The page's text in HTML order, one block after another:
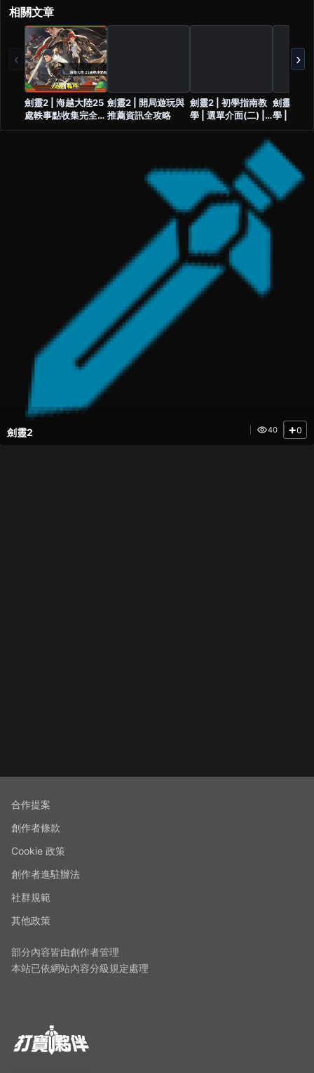
相關文章
‹
劍靈2 | 海越大陸25
處軼事點收集完全攻
略
劍靈2 | 開局遊玩與
推薦資訊全攻略
劍靈2 | 初學指南教
學 | 選單介面(二) |
旅程/副本/信箱
劍靈2 |
學 | 選單
商店/劍
製作
›
劍靈2 40 +0
合作提案
創作者條款
Cookie 政策
創作者進駐辦法
社群規範
其他政策
部分內容皆由創作者管理
本站已依網站內容分級規定處理